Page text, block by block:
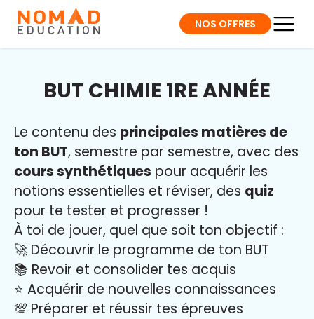
NOS OFFRES
BUT CHIMIE 1RE ANNÉE
Le contenu des principales matières de
ton BUT, semestre par semestre, avec des
cours synthétiques pour acquérir les
notions essentielles et réviser, des quiz
pour te tester et progresser !
À toi de jouer, quel que soit ton objectif :
🚀 Découvrir le programme de ton BUT
📚 Revoir et consolider tes acquis
⭐️ Acquérir de nouvelles connaissances
💯 Préparer et réussir tes épreuves